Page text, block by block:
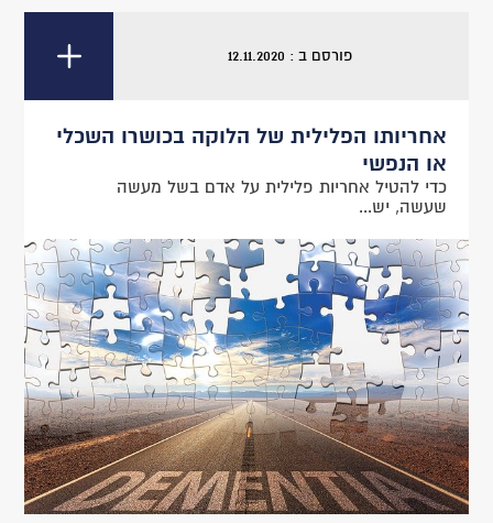
פורסם ב : 12.11.2020
אחריותו הפלילית של הלוקה בכושרו השכלי
או הנפשי
כדי להטיל אחריות פלילית על אדם בשל מעשה
שעשה, יש...